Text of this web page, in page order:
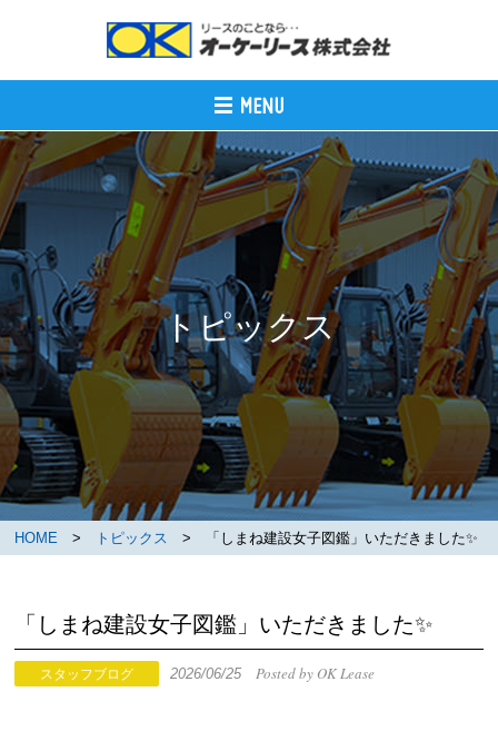
トピックス
HOME > トピックス > 「しまね建設女子図鑑」いただきました✨
「しまね建設女子図鑑」いただきました✨
スタッフブログ 2026/06/25Posted by OK Lease